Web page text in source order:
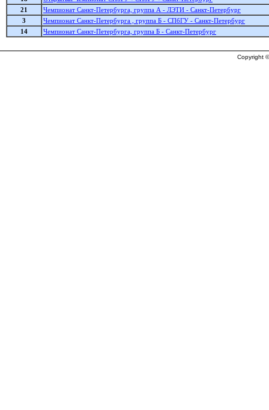
21
Чемпионат Санкт-Петербурга, группа А - ЛЭТИ - Санкт-Петербург
3
Чемпионат Санкт-Петербурга , группа Б - СПбГУ - Санкт-Петербург
14
Чемпионат Санкт-Петербурга, группа Б - Санкт-Петербург
Copyright